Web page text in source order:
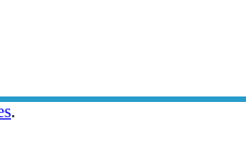
.